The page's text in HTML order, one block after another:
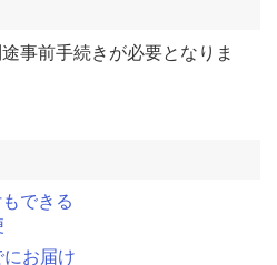
事前手続きが必要となりま
できる
お届け